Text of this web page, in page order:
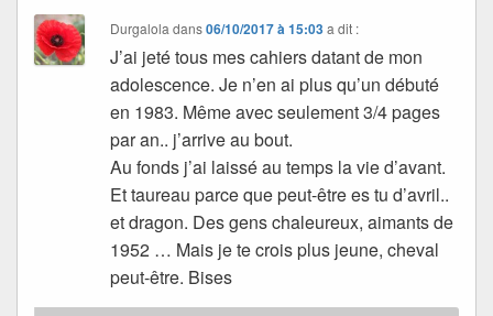
Durgalola dans06/10/2017 à 15:03 a dit :
J’ai jeté tous mes cahiers datant de mon
adolescence. Je n’en ai plus qu’un débuté
en 1983. Même avec seulement 3/4 pages
par an.. j’arrive au bout.
Au fonds j’ai laissé au temps la vie d’avant.
Et taureau parce que peut-être es tu d’avril..
et dragon. Des gens chaleureux, aimants de
1952 … Mais je te crois plus jeune, cheval
peut-être. Bises